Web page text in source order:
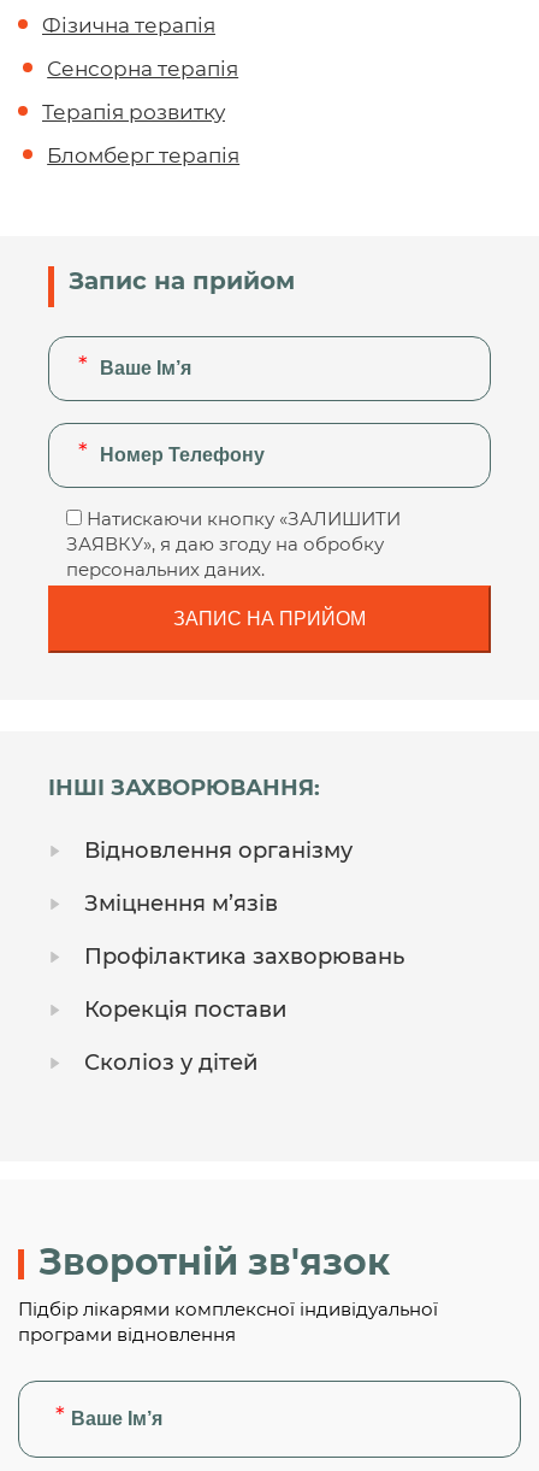
Фізична терапія
Сенсорна терапія
Терапія розвитку
Бломберг терапія
Запис на прийом
Натискаючи кнопку «ЗАЛИШИТИ
ЗАЯВКУ», я даю згоду на обробку
персональних даних.
ІНШІ ЗАХВОРЮВАННЯ:
Відновлення організму
Зміцнення м’язів
Профілактика захворювань
Корекція постави
Сколіоз у дітей
Зворотній зв'язок
Підбір лікарями комплексної індивідуальної
програми відновлення